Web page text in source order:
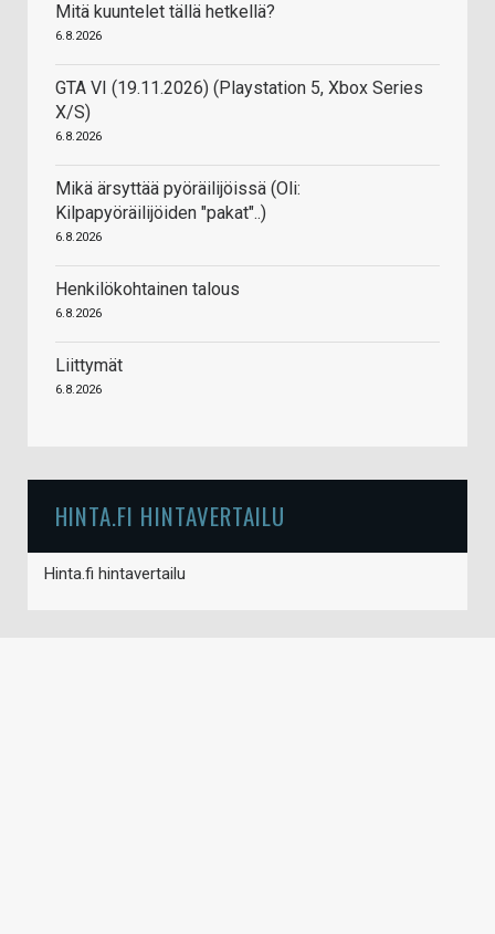
Mitä kuuntelet tällä hetkellä?
6.8.2026
GTA VI (19.11.2026) (Playstation 5, Xbox Series
X/S)
6.8.2026
Mikä ärsyttää pyöräilijöissä (Oli:
Kilpapyöräilijöiden "pakat"..)
6.8.2026
Henkilökohtainen talous
6.8.2026
Liittymät
6.8.2026
HINTA.FI HINTAVERTAILU
Hinta.fi hintavertailu